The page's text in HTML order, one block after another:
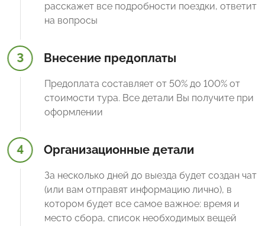
расскажет все подробности поездки, ответит
на вопросы
3 Внесение предоплаты
Предоплата составляет от 50% до 100% от
стоимости тура. Все детали Вы получите при
оформлении
4 Организационные детали
За несколько дней до выезда будет создан чат
(или вам отправят информацию лично), в
котором будет все самое важное: время и
место сбора, список необходимых вещей